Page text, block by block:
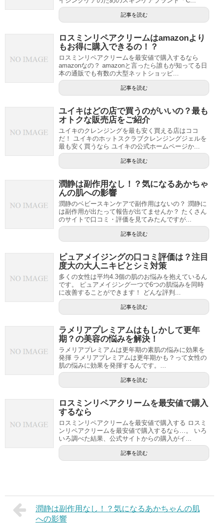
記事を読む
ロスミンリペアクリームはamazonより
もお得に購入できるの！？
ロスミンリペアクリームを最安値で購入するなら
amazonなの？ amazonと言ったら誰もが知ってる日
本の通販でも有数の大型ネットショッピ...
記事を読む
ユイキはどの店で買うのがいいの？最も
オトクな販売店をご紹介
ユイキのクレンジングを最も安く買える店はココ
だ！ ユイキのホットスクラブクレンジングジェルを
最も安く買うなら ユイキの公式ホームページか...
記事を読む
潤静は副作用なし！？気になるあかちゃ
んの肌への影響
潤静のベビースキンケアで副作用はないの？ 潤静に
は副作用が出たって報告が出てませんか？ たくさん
のサイトで口コミ・評価を見てみたんですが...
記事を読む
ピュアメイジングの口コミ評価は？注目
度大の大人ニキビとシミ対策
多くの女性は平均4.3個の肌のお悩みを抱えているん
です。 ピュアメイジング一つで6つの肌悩みを同時
に改善することができます！ どんな評判...
記事を読む
ラメリアプレミアムはもしかして更年
期？の美容の悩みを解決！
ラメリアプレミアムは更年期の素肌の悩みに効果を
発揮 ラメリアプレミアムは更年期かも？って女性の
肌の悩みに効果を発揮するんです。...
記事を読む
ロスミンリペアクリームを最安値で購入
するなら
ロスミンリペアクリームを最安値で購入する ロスミ
ンリペアクリームを最安値で購入するなら…。 いろ
いろ調べた結果、公式サイトからの購入がイ...
記事を読む
潤静は副作用なし！？気になるあかちゃんの肌
への影響